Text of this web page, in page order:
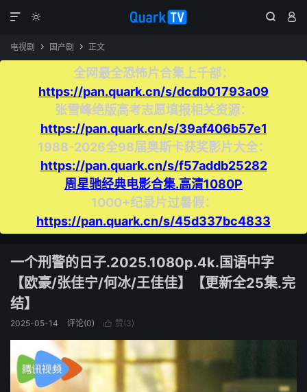
  

电视剧  国产剧  正文
全网最全恐怖片合集上千部：
https://pan.quark.cn/s/dcdb01793a09
张雪峰绝版高考志愿填报相关资源：
https://pan.quark.cn/s/39af406b57e1
1988-2026全98届奥斯卡获奖影片大全：
https://pan.quark.cn/s/f57addb25282
周星驰经典电影合集.高清1080P
1000+纪录片过暑假：
https://pan.quark.cn/s/45d337bc4833
一个刑警的日子.2025.1080p.4k.国语中字
【欧豪/张佳宁/何冰/王佳佳】【更新全25集.完
结】
2025-05-14 评论(0)  赞(3)